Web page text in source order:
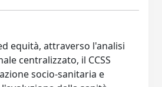
equità, attraverso l'analisi
centralizzato, il CCSS
socio-sanitaria e